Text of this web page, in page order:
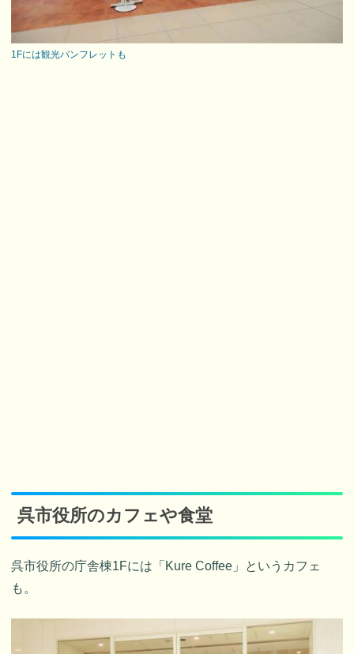
1Fには観光パンフレットも
呉市役所のカフェや食堂
呉市役所の庁舎棟1Fには「Kure Coffee」というカフェ
も。